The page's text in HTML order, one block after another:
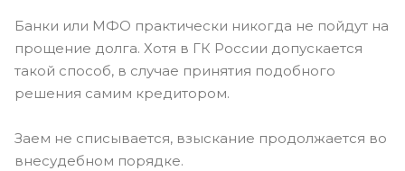
Банки или МФО практически никогда не пойдут на
прощение долга. Хотя в ГК России допускается
такой способ, в случае принятия подобного
решения самим кредитором.
Заем не списывается, взыскание продолжается во
внесудебном порядке.